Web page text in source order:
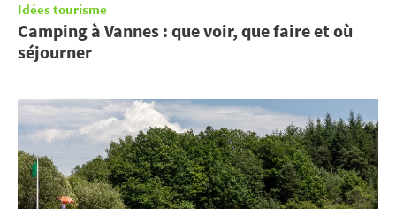
Idées tourisme
Camping à Vannes : que voir, que faire et où
séjourner